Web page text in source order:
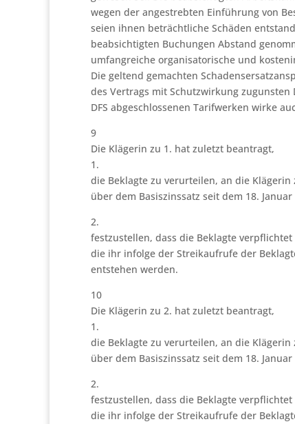
wegen der angestrebten Einführung von
seien ihnen beträchtliche Schäden
beabsichtigten Buchungen Abstand
umfangreiche organisatorische und
Die geltend gemachten
des Vertrags mit Schutzwirkung
DFS abgeschlossenen Tarifwerken wirke
9
Die Klägerin zu 1. hat zuletzt beantragt,
1.
die Beklagte zu verurteilen, an die
über dem Basiszinssatz seit dem 18.
2.
festzustellen, dass die Beklagte
die ihr infolge der Streikaufrufe der
entstehen werden.
10
Die Klägerin zu 2. hat zuletzt beantragt,
1.
die Beklagte zu verurteilen, an die
über dem Basiszinssatz seit dem 18.
2.
festzustellen, dass die Beklagte
die ihr infolge der Streikaufrufe der